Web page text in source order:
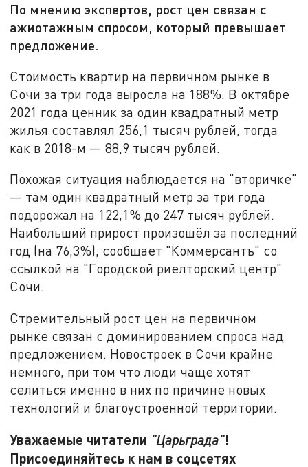
По мнению экспертов, рост цен связан с
ажиотажным спросом, который превышает
предложение.
Стоимость квартир на первичном рынке в
Сочи за три года выросла на 188%. В октябре
2021 года ценник за один квадратный метр
жилья составлял 256,1 тысяч рублей, тогда
как в 2018-м —88,9 тысяч рублей.
Похожая ситуация наблюдается на "вторичке"
— там один квадратный метр за три года
подорожал на 122,1% до 247 тысяч рублей.
Наибольший прирост произошёл за последний
год (на 76,3%), сообщает "Коммерсантъ" со
ссылкой на "Городской риелторский центр"
Сочи.
Стремительный рост цен на первичном
рынке связан с доминированием спроса над
предложением. Новостроек в Сочи крайне
немного, при том что люди чаще хотят
селиться именно в них по причине новых
технологий и благоустроенной территории.
Уважаемые читатели "Царьграда"!
Присоединяйтесь к нам в соцсетях